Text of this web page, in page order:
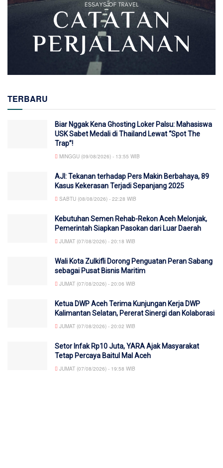
TERBARU
Biar Nggak Kena Ghosting Loker Palsu: Mahasiswa
USK Sabet Medali di Thailand Lewat “Spot The
Trap”!
MINGGU (09/08/2026) - 13:55 WIB
AJI: Tekanan terhadap Pers Makin Berbahaya, 89
Kasus Kekerasan Terjadi Sepanjang 2025
SABTU (08/08/2026) - 22:28 WIB
Kebutuhan Semen Rehab-Rekon Aceh Melonjak,
Pemerintah Siapkan Pasokan dari Luar Daerah
JUMAT (07/08/2026) - 20:18 WIB
Wali Kota Zulkifli Dorong Penguatan Peran Sabang
sebagai Pusat Bisnis Maritim
JUMAT (07/08/2026) - 20:06 WIB
Ketua DWP Aceh Terima Kunjungan Kerja DWP
Kalimantan Selatan, Pererat Sinergi dan Kolaborasi
JUMAT (07/08/2026) - 20:02 WIB
Setor Infak Rp10 Juta, YARA Ajak Masyarakat
Tetap Percaya Baitul Mal Aceh
JUMAT (07/08/2026) - 19:58 WIB